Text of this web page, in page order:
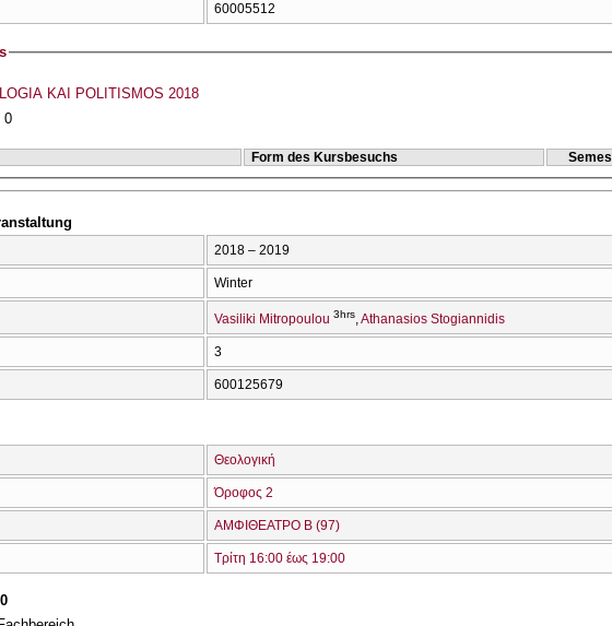
60005512
KAI POLITISMOS 2018
0
Form des Kursbesuchs
2018 – 2019
Winter
Vasiliki Mitropoulou 3hrs Athanasios Stogiannidis
3
600125679
Θεολογική
Όροφος 2
ΑΜΦΙΘΕΑΤΡΟ Β (97)
Τρίτη 16:00 έως 19:00